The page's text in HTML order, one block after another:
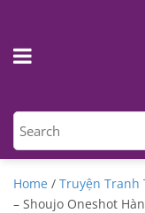
Home / Truyện Tranh
– Shoujo Oneshot